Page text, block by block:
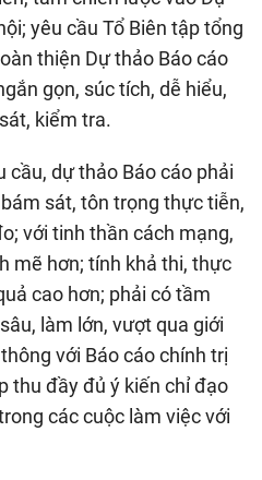
yêu cầu Tổ Biên tập tổng
thiện Dự thảo Báo cáo
gọn, súc tích, dễ hiểu,
kiểm tra.
cầu, dự thảo Báo cáo phải
sát, tôn trọng thực tiễn,
với tinh thần cách mạng,
mẽ hơn; tính khả thi, thực
cao hơn; phải có tầm
làm lớn, vượt qua giới
với Báo cáo chính trị
thu đầy đủ ý kiến chỉ đạo
các cuộc làm việc với